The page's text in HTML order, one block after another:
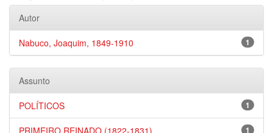
Autor
1
Nabuco, Joaquim, 1849-1910
Assunto
1
POLÍTICOS
1
PRIMEIRO REINADO (1822-1831)